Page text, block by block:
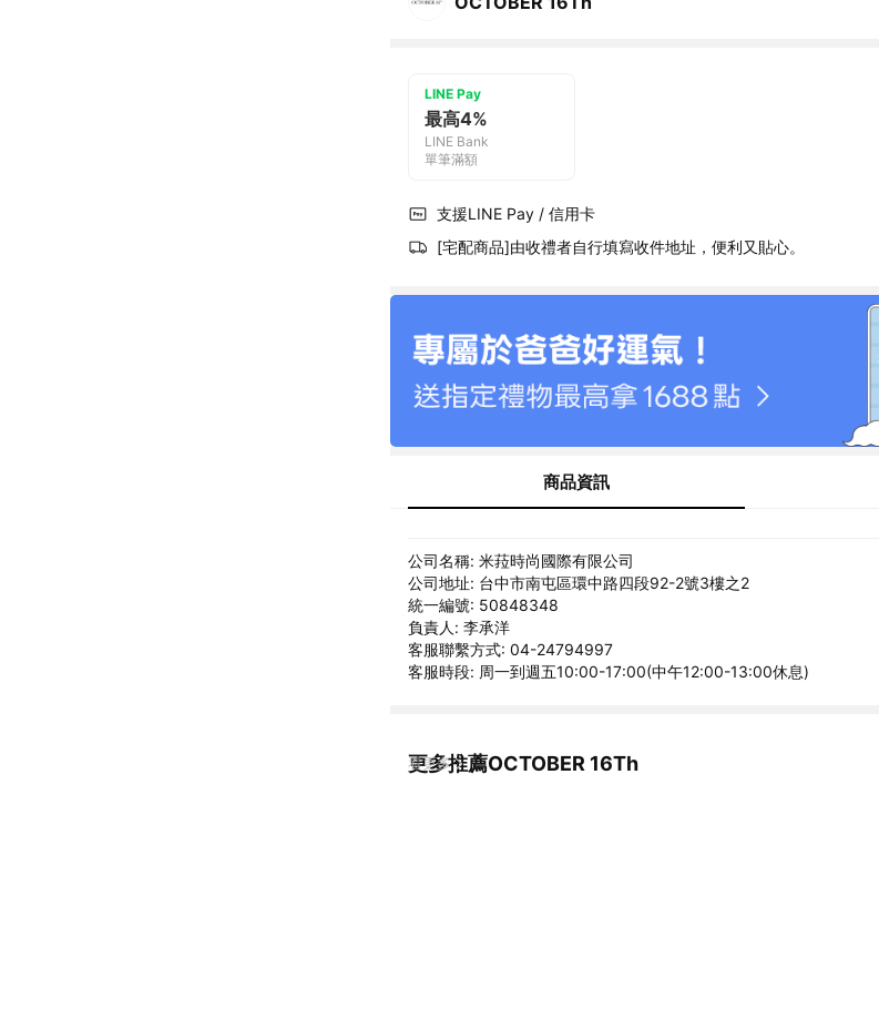
LINE Pay
最高4%
LINE Bank
單筆滿額
支援LINE Pay / 信用卡
[宅配商品]由收禮者自行填寫收件地址，便利又貼心。
商品資訊
公司名稱: 米菈時尚國際有限公司
公司地址: 台中市南屯區環中路四段92-2號3樓之2
統一編號: 50848348
負責人: 李承洋
客服聯繫方式: 04-24794997
客服時段: 周一到週五10:00-17:00(中午12:00-13:00休息)
更多推薦OCTOBER 16Th
看更多